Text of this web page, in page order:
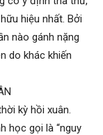
hiệu nhất. Bởi
nào gánh nặng
do khác khiến
kỳ hồi xuân.
học gọi là “nguy